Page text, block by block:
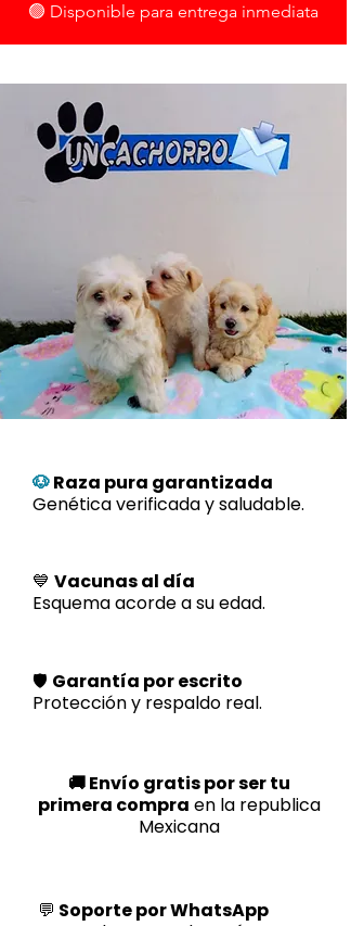
🟢 Disponible para entrega inmediata
🐶Raza pura garantizada
Genética verificada y saludable.
💙 Vacunas al día
Esquema acorde a su edad.
🛡️ Garantía por escrito
Protección y respaldo real.
🚚 Envío gratis por ser tu
primera compra en la republica
Mexicana
💬 Soporte por WhatsApp